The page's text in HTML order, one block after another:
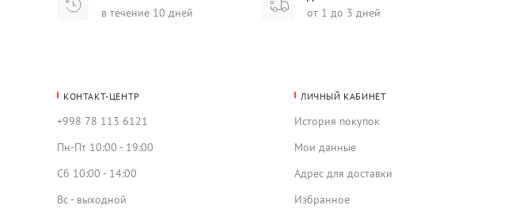
в течение 10 дней от 1 до 3 дней
КОНТАКТ-ЦЕНТР
+998 78 113 6121
Пн-Пт 10:00 - 19:00
Сб 10:00 - 14:00
Вс - выходной
ЛИЧНЫЙ КАБИНЕТ
История покупок
Мои данные
Адрес для доставки
Избранное